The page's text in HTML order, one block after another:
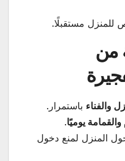
للمنزل مستقبلًا.
من
والفناء باستمرار.
والقمامة يوميًا.
المنزل لمنع دخول